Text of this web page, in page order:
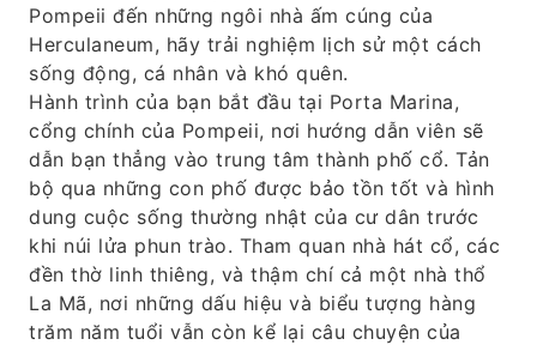
Pompeii đến những ngôi nhà ấm cúng của
Herculaneum, hãy trải nghiệm lịch sử một cách
sống động, cá nhân và khó quên.
Hành trình của bạn bắt đầu tại Porta Marina,
cổng chính của Pompeii, nơi hướng dẫn viên sẽ
dẫn bạn thẳng vào trung tâm thành phố cổ. Tản
bộ qua những con phố được bảo tồn tốt và hình
dung cuộc sống thường nhật của cư dân trước
khi núi lửa phun trào. Tham quan nhà hát cổ, các
đền thờ linh thiêng, và thậm chí cả một nhà thổ
La Mã, nơi những dấu hiệu và biểu tượng hàng
trăm năm tuổi vẫn còn kể lại câu chuyện của